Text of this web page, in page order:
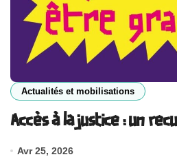
Actualités et mobilisations
Accès à la justice : un
Avr 25, 2026